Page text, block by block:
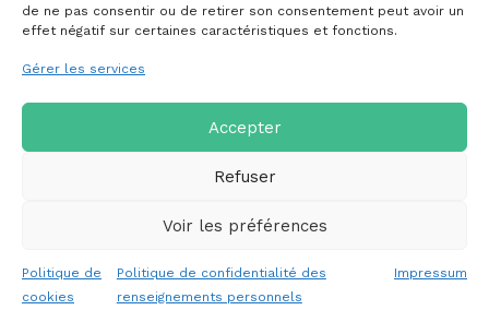
de ne pas consentir ou de retirer son consentement peut avoir un
effet négatif sur certaines caractéristiques et fonctions.
Gérer les services
Accepter
Refuser
Voir les préférences
Politique de
cookies
Politique de confidentialité des
renseignements personnels
Impressum
NOUS JOINDRE
Politique de confidentialité des
Politique de cookies (CA)
Copyright © 2026 Conseil pédagogique interdisciplinaire du
Québec